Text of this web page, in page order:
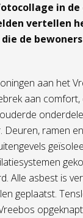
in de
vertellen
de
aan het
aan comfort,
Deuren, ramen
Alle asbest is
geplaatst.